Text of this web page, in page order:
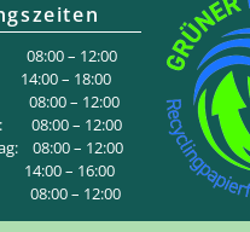
– 12:00
– 18:00
08:00 – 12:00
08:00 – 12:00
08:00 – 12:00
– 16:00
– 12:00